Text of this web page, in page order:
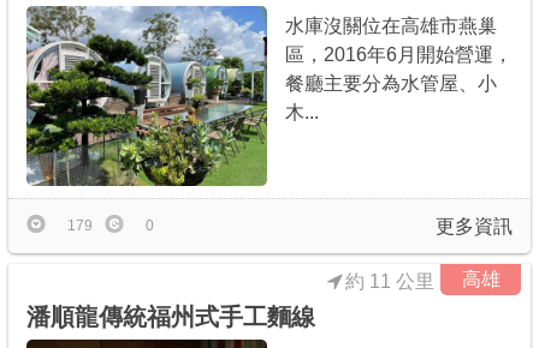
水庫沒關位在高雄市燕巢
區，2016年6月開始營運，
餐廳主要分為水管屋、小
木...
更多資訊
179 0
高雄
潘順龍傳統福州式手工麵線
約 11 公里